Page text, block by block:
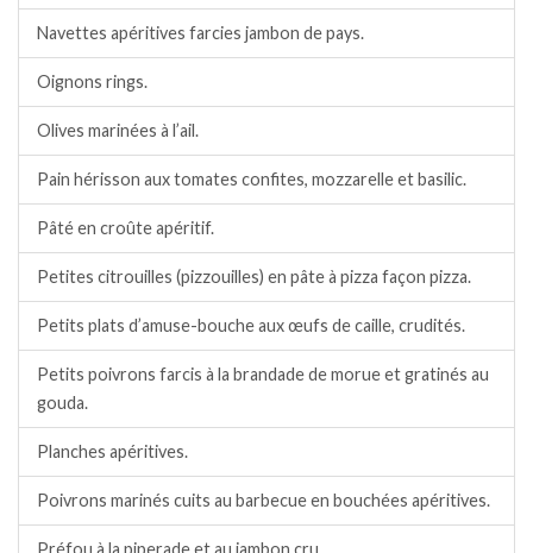
Navettes apéritives farcies jambon de pays.
Oignons rings.
Olives marinées à l’ail.
Pain hérisson aux tomates confites, mozzarelle et basilic.
Pâté en croûte apéritif.
Petites citrouilles (pizzouilles) en pâte à pizza façon pizza.
Petits plats d’amuse-bouche aux œufs de caille, crudités.
Petits poivrons farcis à la brandade de morue et gratinés au
gouda.
Planches apéritives.
Poivrons marinés cuits au barbecue en bouchées apéritives.
Préfou à la piperade et au jambon cru.